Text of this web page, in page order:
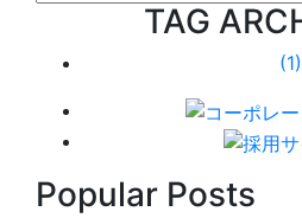
TAG
(1)
Popular Posts